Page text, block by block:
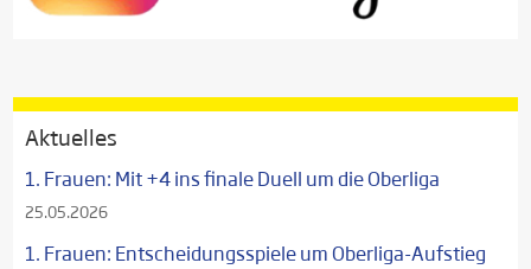
Aktuelles
1. Frauen: Mit +4 ins finale Duell um die Oberliga
25.05.2026
1. Frauen: Entscheidungsspiele um Oberliga-Aufstieg